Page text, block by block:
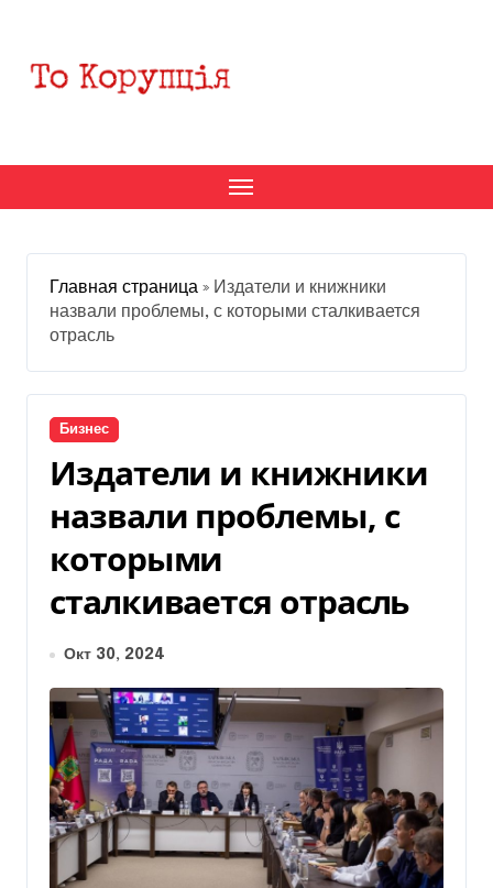
содержанию
Главная страница » Издатели и книжники
назвали проблемы, с которыми сталкивается
отрасль
Бизнес
Издатели и книжники
назвали проблемы, с
которыми
сталкивается отрасль
Окт 30, 2024